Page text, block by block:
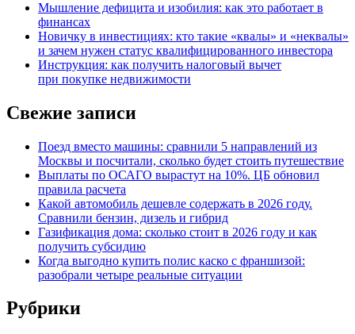
Мышление дефицита и изобилия: как это работает в
финансах
Новичку в инвестициях: кто такие «квалы» и «неквалы»
и зачем нужен статус квалифицированного инвестора
Инструкция: как получить налоговый вычет
при покупке недвижимости
Свежие записи
Поезд вместо машины: сравнили 5 направлений из
Москвы и посчитали, сколько будет стоить путешествие
Выплаты по ОСАГО вырастут на 10%. ЦБ обновил
правила расчета
Какой автомобиль дешевле содержать в 2026 году.
Сравнили бензин, дизель и гибрид
Газификация дома: сколько стоит в 2026 году и как
получить субсидию
Когда выгодно купить полис каско с франшизой:
разобрали четыре реальные ситуации
Рубрики